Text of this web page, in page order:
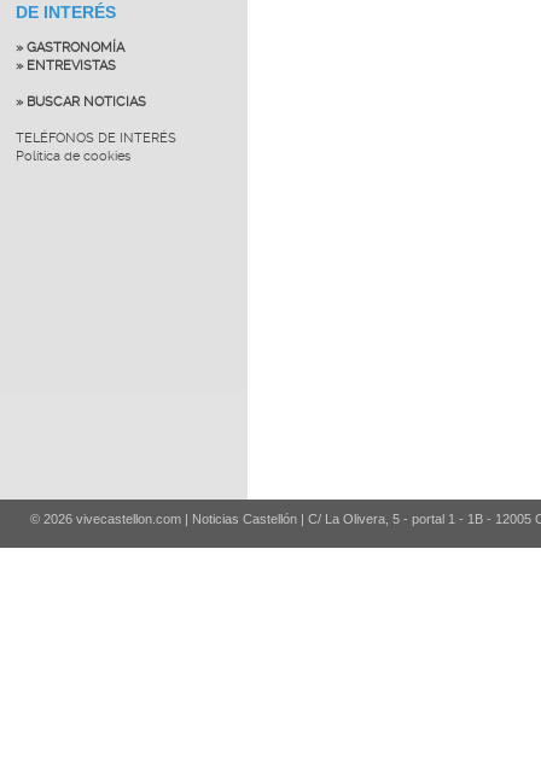
DE INTERÉS
» GASTRONOMÍA
» ENTREVISTAS
» BUSCAR NOTICIAS
TELÉFONOS DE INTERÉS
Política de cookies
© 2026 vivecastellon.com | Noticias Castellón | C/ La Olivera, 5 - portal 1 - 1B - 12005